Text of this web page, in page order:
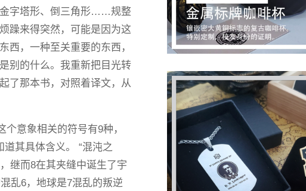
金字塔形、倒三角形……规整
躁来得突然，可能是因为这
，一种至关重要的东西，
别的什么。我重新把目光转
了那本书，对照着译文，从
个意象相关的符号有9种，
其具体含义。 “混沌之
继而8在其夹缝中诞生了宇
6，地球是7混乱的叛逆